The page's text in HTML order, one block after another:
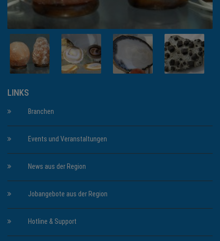
LINKS
Branchen
Events und Veranstaltungen
News aus der Region
Jobangebote aus der Region
Hotline & Support